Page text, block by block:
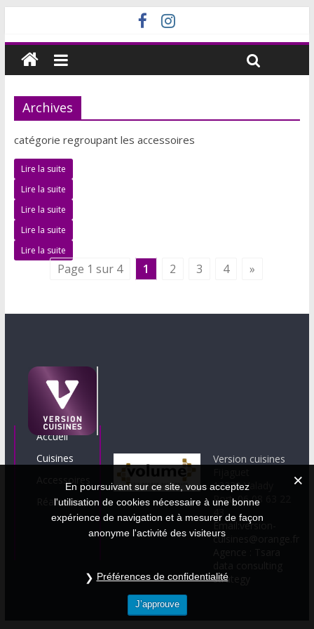
Archives
catégorie regroupant les accessoires
Lire la suite
Lire la suite
Lire la suite
Lire la suite
Lire la suite
Page 1 sur 4 1 2 3 4 »
Accueil
Cuisines
Accessoires
Réalisations
Version cuisines
12330 Valady
Port. 06 08 63 22
Email:version-
cuisines@orange.fr
strategy
En poursuivant sur ce site, vous acceptez
l'utilisation de cookies nécessaire à une bonne
expérience de navigation et à mesurer de façon
anonyme l'activité des visiteurs
Préférences de confidentialité
J’approuve